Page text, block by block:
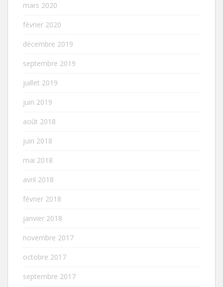
mars 2020
février 2020
décembre 2019
septembre 2019
juillet 2019
juin 2019
août 2018
juin 2018
mai 2018
avril 2018
février 2018
janvier 2018
novembre 2017
octobre 2017
septembre 2017